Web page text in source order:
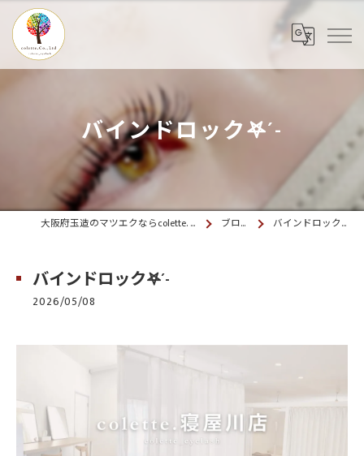
バインドロック𖤐´-
大阪府玉造のマツエクならcolette. 玉造 ブログ バインドロック𖤐´-
バインドロック𖤐´-
2026/05/08